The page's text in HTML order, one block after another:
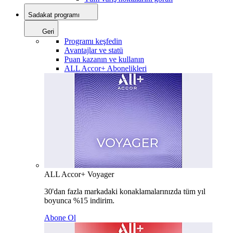
Sadakat programı
Geri
Programı keşfedin
Avantajlar ve statü
Puan kazanın ve kullanın
ALL Accor+ Abonelikleri
ALL Accor+ Voyager
30'dan fazla markadaki konaklamalarınızda tüm yıl
boyunca %15 indirim.
Abone Ol